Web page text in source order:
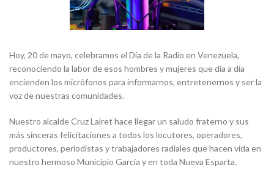
Hoy, 20 de mayo, celebramos el Día de la Radio en Venezuela,
reconociendo la labor de esos hombres y mujeres que día a día
encienden los micrófonos para informarnos, entretenernos y ser la
voz de nuestras comunidades.
Nuestro alcalde Cruz Lairet hace llegar un saludo fraterno y sus
más sinceras felicitaciones a todos los locutores, operadores,
productores, periodistas y trabajadores radiales que hacen vida en
nuestro hermoso Municipio García y en toda Nueva Esparta.